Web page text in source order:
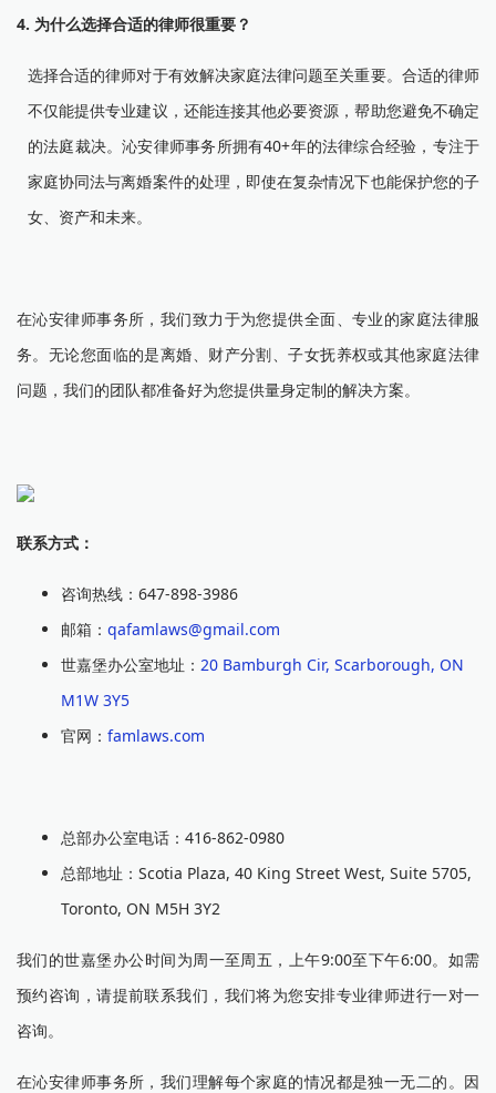
4. 为什么选择合适的律师很重要？
选择合适的律师对于有效解决家庭法律问题至关重要。合适的律师
不仅能提供专业建议，还能连接其他必要资源，帮助您避免不确定
的法庭裁决。沁安律师事务所拥有40+年的法律综合经验，专注于
家庭协同法与离婚案件的处理，即使在复杂情况下也能保护您的子
女、资产和未来。
在沁安律师事务所，我们致力于为您提供全面、专业的家庭法律服
务。无论您面临的是离婚、财产分割、子女抚养权或其他家庭法律
问题，我们的团队都准备好为您提供量身定制的解决方案。
联系方式：
咨询热线：647-898-3986
邮箱： qafamlaws@gmail.com
世嘉堡办公室地址： 20 Bamburgh Cir, Scarborough, ON
M1W 3Y5
官网： famlaws.com
总部办公室电话：416-862-0980
总部地址：Scotia Plaza, 40 King Street West, Suite 5705,
Toronto, ON M5H 3Y2
我们的世嘉堡办公时间为周一至周五，上午9:00至下午6:00。如需
预约咨询，请提前联系我们，我们将为您安排专业律师进行一对一
咨询。
在沁安律师事务所，我们理解每个家庭的情况都是独一无二的。因